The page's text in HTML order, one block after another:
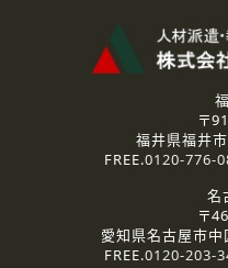
その他、お問い合わせの
なお、ご連絡手段は、電話
2.個人情報の第三者提供
ご提供いただいた個人情報
3.個人情報の取り扱いの委託
弊社の定める個人情報保護
人情報を委託する場合があり
〒
福井県福井
FREE.0120-776-
名
〒
愛知県名古屋市
FREE.0120-203-